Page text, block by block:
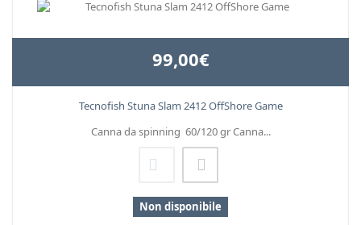
99,00€
Tecnofish Stuna Slam 2412 OffShore Game
Canna da spinning 60/120 gr Canna...
Non disponibile